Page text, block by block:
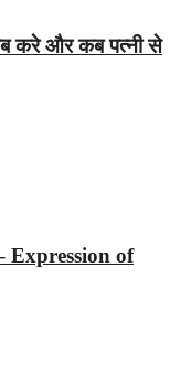
कब करे और कब पत्नी से
Expression of